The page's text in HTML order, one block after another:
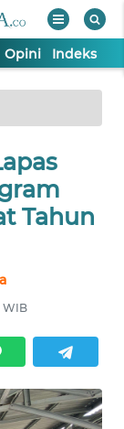
Opini Indeks
Tahun
WIB